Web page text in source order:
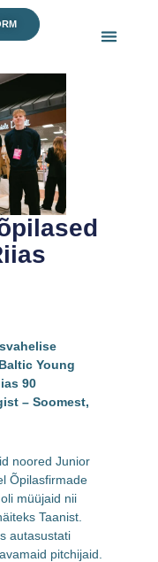
Young
90
– Soomest,
noored Junior
Õpilasfirmade
müüjaid nii
Taanist.
autasustati
pitchijaid.